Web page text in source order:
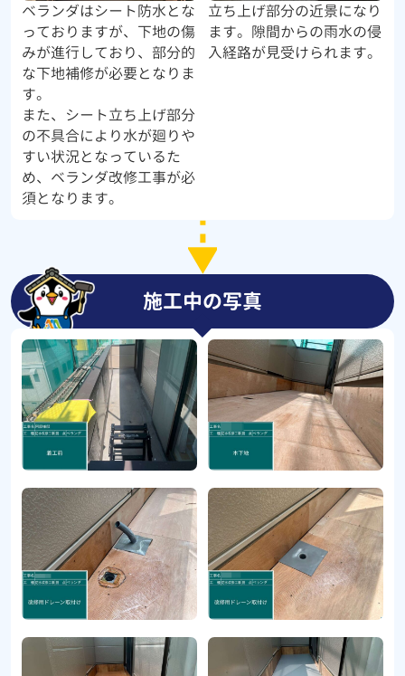
ベランダはシート防水とな
っておりますが、下地の傷
みが進行しており、部分的
な下地補修が必要となりま
す。
また、シート立ち上げ部分
の不具合により水が廻りや
すい状況となっているた
め、ベランダ改修工事が必
須となります。
立ち上げ部分の近景になり
ます。隙間からの雨水の侵
入経路が見受けられます。
施工中の写真